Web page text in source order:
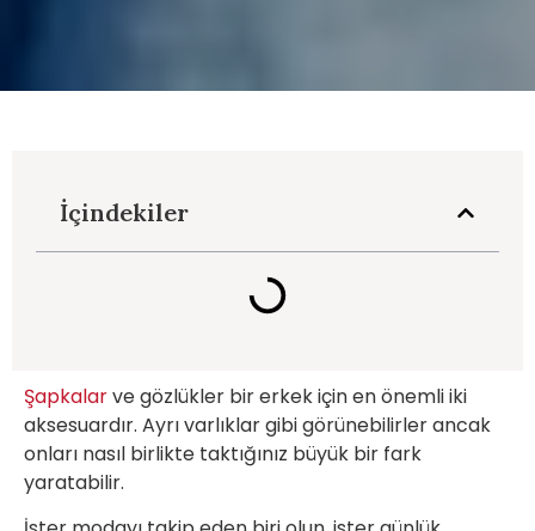
Şapkalarve gözlükler bir erkek için en önemli iki
aksesuardır. Ayrı varlıklar gibi görünebilirler ancak
onları nasıl birlikte taktığınız büyük bir fark
yaratabilir.
İçindekiler